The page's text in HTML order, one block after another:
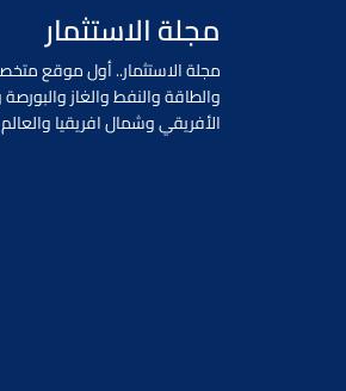
مجلة الاستثمار
مجلة الاستثمار.. أول موقع
والطاقة والنفط والغاز
الأفريقي وشمال افريقيا والعالم